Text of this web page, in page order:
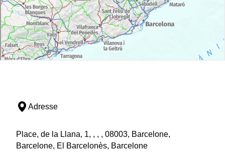
Adresse
Place, de la Llana, 1, , , , 08003, Barcelone,
Barcelone, El Barcelonès, Barcelone